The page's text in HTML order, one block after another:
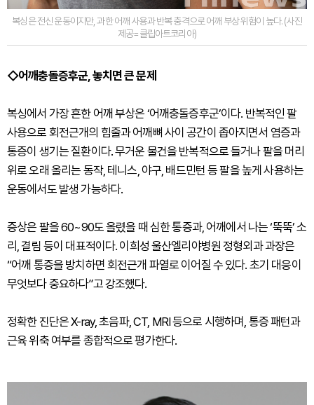
복싱은 전신 운동이지만, 과한 어깨 사용과 반복 충격으로 어깨 부상 위험이 높다. (사진
제공=클립아트코리아)
◇어깨충돌증후군, 놓치면 큰 문제
복싱에서 가장 흔한 어깨 부상은 ‘어깨충돌증후군’이다. 반복적인 팔
사용으로 회전근개의 힘줄과 어깨뼈 사이 공간이 좁아지면서 염증과
통증이 생기는 질환이다. 무거운 물건을 반복적으로 들거나 팔을 머리
위로 오래 올리는 동작, 테니스, 야구, 배드민턴 등 팔을 높게 사용하는
운동에서도 발생 가능하다.
증상은 팔을 60~90도 올렸을 때 심한 통증과, 어깨에서 나는 ‘뚝뚝’ 소
리, 결림 등이 대표적이다. 이희성 울산엘리야병원 정형외과 과장은
“어깨 통증을 방치하면 회전근개 파열로 이어질 수 있다. 초기 대응이
무엇보다 중요하다”고 강조했다.
정확한 진단은 X-ray, 초음파, CT, MRI 등으로 시행하며, 통증 패턴과
근육 위축 여부를 종합적으로 평가한다.